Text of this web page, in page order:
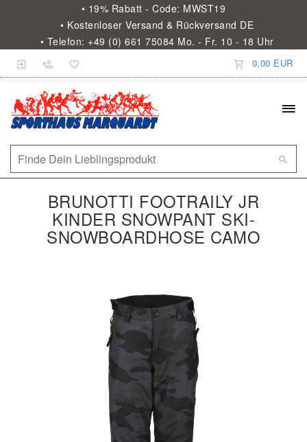
• 19% Rabatt - Code: MWST19
• Kostenloser Versand & Rückversand DE
• Telefon: +49 (0) 661 75084 Mo. - Fr. 10 - 18 Uhr
0,00 EUR
BRUNOTTI FOOTRAILY JR
KINDER SNOWPANT SKI-
SNOWBOARDHOSE CAMO